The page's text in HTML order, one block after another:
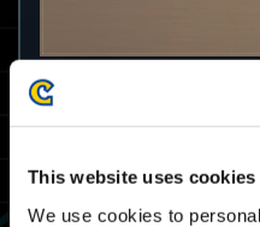
This website uses cookies
We use cookies to
아래 점검은 종료되었습
점검에 협조해 주셔서